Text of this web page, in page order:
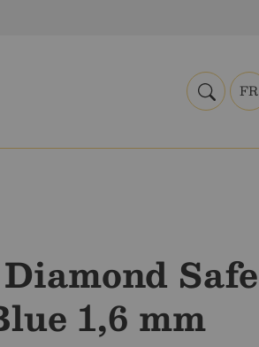
FR
Safe
1,6 mm